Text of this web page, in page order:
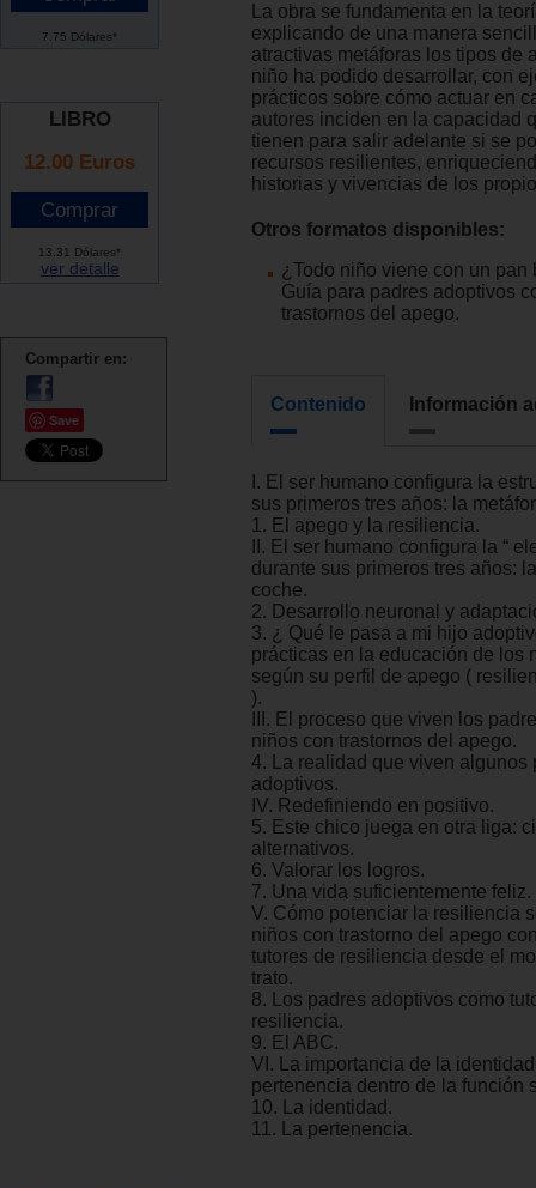
7.75 Dólares*
LIBRO
12.00 Euros
13.31 Dólares*
ver detalle
Compartir en:
Save
La obra se fundamenta en la
explicando de una manera
atractivas metáforas los tipos de
niño ha podido desarrollar, con
prácticos sobre cómo actuar en
autores inciden en la capacidad
tienen para salir adelante si se
recursos resilientes,
historias y vivencias de los
Otros formatos disponibles:
¿Todo niño viene con un pan
Guía para padres adoptivos
trastornos del apego.
Contenido Información
I. El ser humano configura la
sus primeros tres años: la
1. El apego y la resiliencia.
II. El ser humano configura la “
durante sus primeros tres años:
coche.
2. Desarrollo neuronal y
3. ¿ Qué le pasa a mi hijo
prácticas en la educación de los
según su perfil de apego (
).
III. El proceso que viven los
niños con trastornos del apego.
4. La realidad que viven algunos
adoptivos.
IV. Redefiniendo en positivo.
5. Este chico juega en otra liga:
alternativos.
6. Valorar los logros.
7. Una vida suficientemente feliz.
V. Cómo potenciar la resiliencia
niños con trastorno del apego
tutores de resiliencia desde el
trato.
8. Los padres adoptivos como
resiliencia.
9. El ABC.
VI. La importancia de la
pertenencia dentro de la función
10. La identidad.
11. La pertenencia.